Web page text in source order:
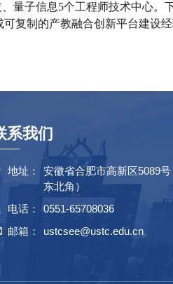
量子信息5个工程师技术中心。
复制的产教融合创新平台建设
系我们
地址：
安徽省合肥市高新区5089
东北角）
电话： 0551-65708036
邮箱： ustcsee@ustc.edu.cn